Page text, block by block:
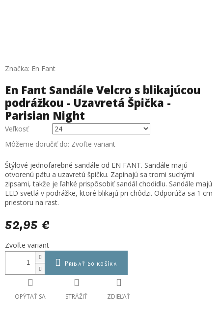
Značka: En Fant
En Fant Sandále Velcro s blikajúcou
podrážkou - Uzavretá Špička -
Parisian Night
52,95 €
Jednotková
cena:
Zvoľte variant
Veľkosť
Môžeme doručiť do: Zvoľte variant
Pridať do košíka
Štýlové jednofarebné sandále od EN FANT. Sandále majú
otvorenú pätu a uzavretú špičku. Zapínajú sa tromi suchými
zipsami, takže je ľahké prispôsobiť sandál chodidlu. Sandále majú
LED svetlá v podrážke, ktoré blikajú pri chôdzi. Odporúča sa 1 cm
priestoru na rast.
OPÝTAŤ SA STRÁŽIŤ ZDIEĽAŤ